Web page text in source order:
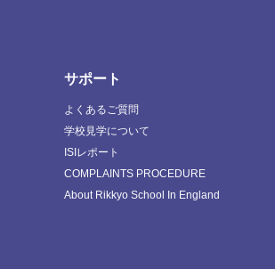
サポート
よくあるご質問
学校見学について
ISIレポート
COMPLAINTS PROCEDURE
About Rikkyo School In England